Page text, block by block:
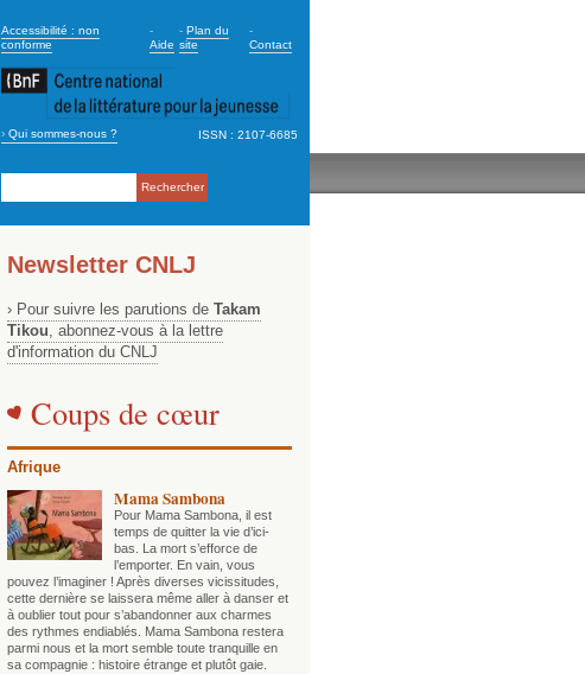
secondary_2
Accessibilité : non
conforme
-
Aide
-Plan du
site
-
Contact
Navigation
› Qui sommes-nous ? ISSN : 2107-6685
Newsletter CNLJ
› Pour suivre les parutions de Takam
Tikou, abonnez-vous à la lettre
d'information du CNLJ
Coups de cœur
Afrique
Mama Sambona
Pour Mama Sambona, il est
temps de quitter la vie d’ici-
bas. La mort s’efforce de
l’emporter. En vain, vous
pouvez l’imaginer ! Après diverses vicissitudes,
cette dernière se laissera même aller à danser et
à oublier tout pour s’abandonner aux charmes
des rythmes endiablés. Mama Sambona restera
parmi nous et la mort semble toute tranquille en
sa compagnie : histoire étrange et plutôt gaie.